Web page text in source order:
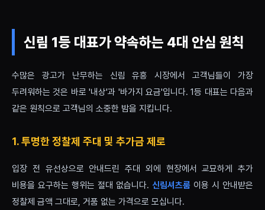
신림 1등 대표가 약속하는 4대 안심 원칙
수많은 광고가 난무하는 신림 유흥 시장에서 고객님들이 가장
두려워하는 것은 바로 '내상'과 '바가지 요금'입니다. 1등 대표는 다음과
같은 원칙으로 고객님의 소중한 밤을 지킵니다.
1. 투명한 정찰제 주대 및 추가금 제로
입장 전 유선상으로 안내드린 주대 외에 현장에서 교묘하게 추가
비용을 요구하는 행위는 절대 없습니다. 신림셔츠룸 이용 시 안내받은
정찰제 금액 그대로, 거품 없는 가격으로 모십니다.